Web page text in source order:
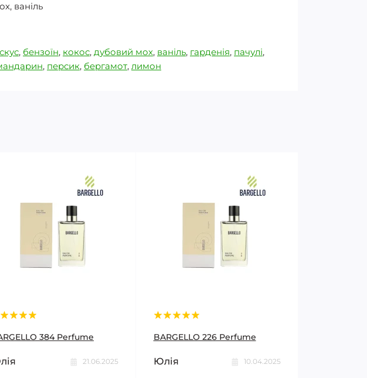
ваніль
, бензоїн, кокос, дубовий мох, ваніль, гарденія, пачулі,
, персик, бергамот, лимон
384 Perfume
21.06.2025
BARGELLO 226 Perfume
Юлія 10.04.2025